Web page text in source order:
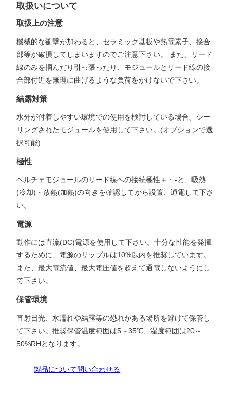
取扱いについて
取扱上の注意
機械的な衝撃が加わると、セラミック基板や熱電素子、接合
部等が破損してしまいますのでご注意下さい。 また、リード
線のみを掴んだり引っ張ったり、モジュールとリード線の接
合部付近を無理に曲げるような負荷をかけないで下さい。
結露対策
水分が付着しやすい環境での使用を検討している場合、シー
リングされたモジュールを使用して下さい。(オプションで選
択可能)
極性
ペルチェモジュールのリード線への接続極性＋・-と、吸熱
(冷却)・放熱(加熱)の向きを確認してから設置、通電して下さ
い。
電源
動作には直流(DC)電源を使用して下さい。十分な性能を発揮
するために、電源のリップルは10%以内を推奨しています。
また、最大電流値、最大電圧値を超えて通電しないようにし
て下さい。
保管環境
直射日光、水濡れや結露等の恐れがある場所を避けて保管し
て下さい。推奨保管温度範囲は5～35℃、湿度範囲は20～
50%RHとなります。
製品について問い合わせる